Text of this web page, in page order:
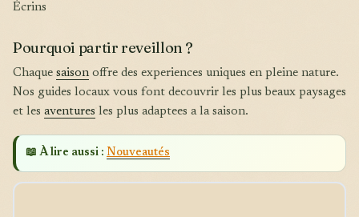
Écrins
Pourquoi partir reveillon ?
Chaque saisonoffre des experiences uniques en pleine nature.
Nos guides locaux vous font decouvrir les plus beaux paysages
et les aventures les plus adaptees a la saison.
📖 À lire aussi : Nouveautés